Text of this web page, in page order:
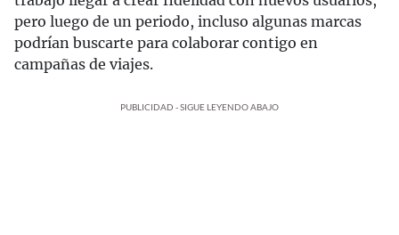
pero luego de un periodo, incluso algunas marcas
podrían buscarte para colaborar contigo en
campañas de viajes.
PUBLICIDAD - SIGUE LEYENDO ABAJO